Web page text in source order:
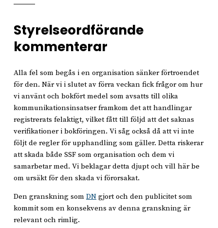
Styrelseordförande
kommenterar
Alla fel som begås i en organisation sänker förtroendet
för den. När vi i slutet av förra veckan fick frågor om hur
vi använt och bokfört medel som avsatts till olika
kommunikationsinsatser framkom det att handlingar
registrerats felaktigt, vilket fått till följd att det saknas
verifikationer i bokföringen. Vi såg också då att vi inte
följt de regler för upphandling som gäller. Detta riskerar
att skada både SSF som organisation och dem vi
samarbetar med. Vi beklagar detta djupt och vill här be
om ursäkt för den skada vi förorsakat.
Den granskning som DN gjort och den publicitet som
kommit som en konsekvens av denna granskning är
relevant och rimlig.